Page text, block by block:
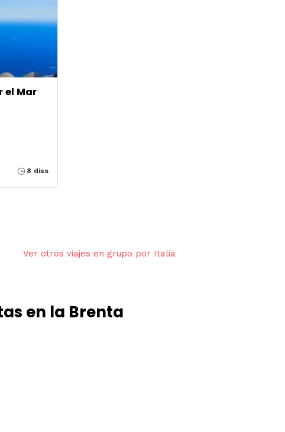
el Mar
8 dias
Ver otros viajes en grupo por Italia
en la Brenta